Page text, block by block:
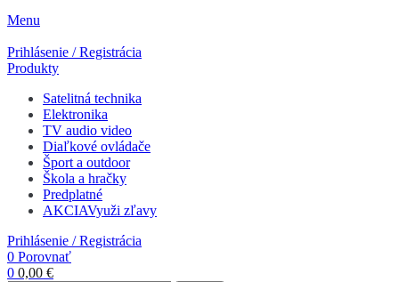
Menu
Prihlásenie / Registrácia
Produkty
Satelitná technika
Elektronika
TV audio video
Diaľkové ovládače
Šport a outdoor
Škola a hračky
Predplatné
AKCIAVyuži zľavy
Prihlásenie / Registrácia
0 Porovnať
0 0,00 €